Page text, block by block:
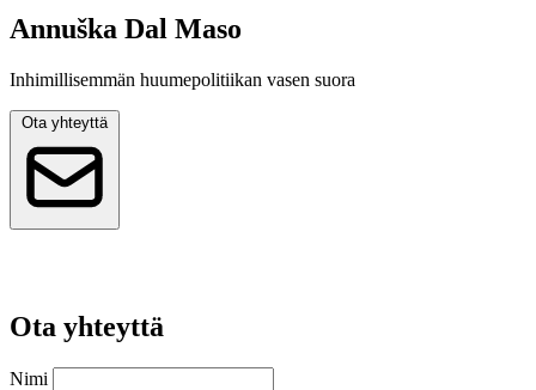
Annuška Dal Maso
Inhimillisemmän huumepolitiikan vasen suora
Ota yhteyttä
Ota yhteyttä
Nimi